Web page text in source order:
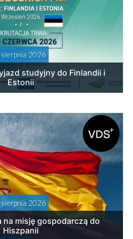
sierpnia 2026
studyjny do Finlandii i
Estonii
sierpnia 2026
na misję gospodarczą do
Hiszpanii